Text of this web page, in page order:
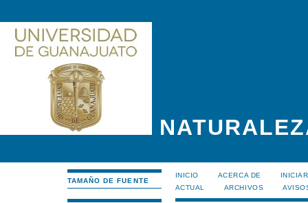
TAMAÑO DE FUENTE
INICIO ACERCA DE
ACTUAL
ARCHIVOS